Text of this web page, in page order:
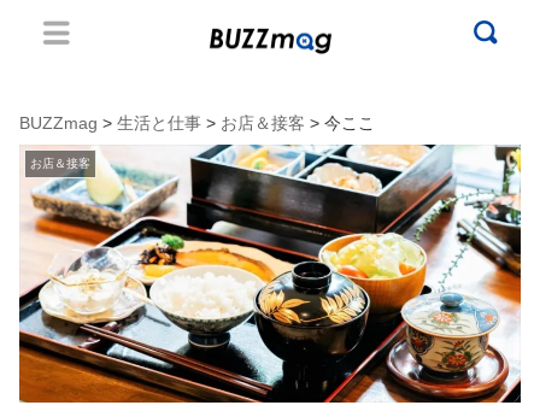
BUZZmag > 生活と仕事 > お店＆接客 > 今ここ
お店＆接客